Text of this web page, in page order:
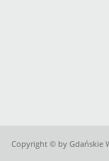
Copyright © by Gdańskie